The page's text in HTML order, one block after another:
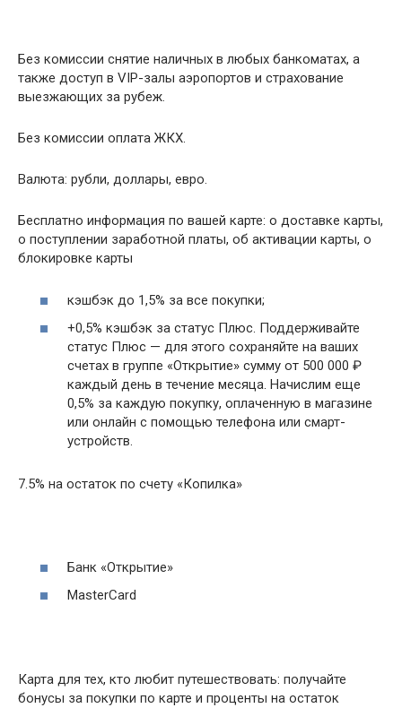
Без комиссии снятие наличных в любых банкоматах, а
также доступ в VIP-залы аэропортов и страхование
выезжающих за рубеж.
Без комиссии оплата ЖКХ.
Валюта: рубли, доллары, евро.
Бесплатно информация по вашей карте: о доставке карты,
о поступлении заработной платы, об активации карты, о
блокировке карты
кэшбэк до 1,5% за все покупки;
+0,5% кэшбэк за статус Плюс. Поддерживайте
статус Плюс — для этого сохраняйте на ваших
счетах в группе «Открытиe» сумму от 500 000 ₽
каждый день в течение месяца. Начислим еще
0,5% за каждую покупку, оплаченную в магазине
или онлайн с помощью телефона или смарт-
устройств.
7.5% на остаток по счету «Копилка»
Банк «Открытие»
MasterCard
Карта для тех, кто любит путешествовать: получайте
бонусы за покупки по карте и проценты на остаток